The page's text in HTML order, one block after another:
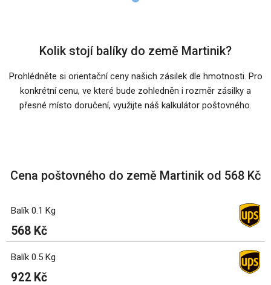
Kolik stojí balíky do země Martinik?
Prohlédněte si orientační ceny našich zásilek dle hmotnosti. Pro
konkrétní cenu, ve které bude zohledněn i rozměr zásilky a
přesné místo doručení, využijte náš kalkulátor poštovného.
Cena poštovného do země Martinik od 568 Kč
Balík 0.1 Kg
568 Kč
Balík 0.5 Kg
922 Kč